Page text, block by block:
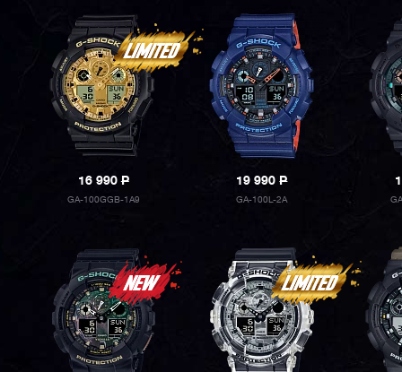
16 990P
GA-100GGB-1A9
19 990P
GA-100L-2A